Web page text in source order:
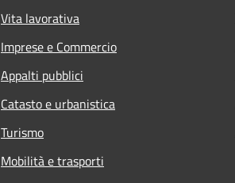
Vita lavorativa
Imprese e Commercio
Appalti pubblici
Catasto e urbanistica
Turismo
Mobilità e trasporti